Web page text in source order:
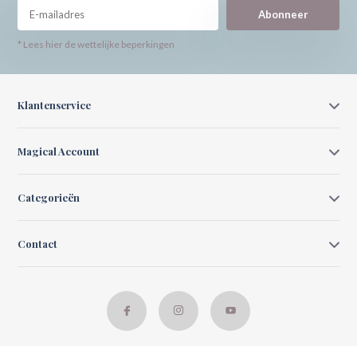
Abonneer
* Lees hier de wettelijke beperkingen
Klantenservice
Magical Account
Categorieën
Contact